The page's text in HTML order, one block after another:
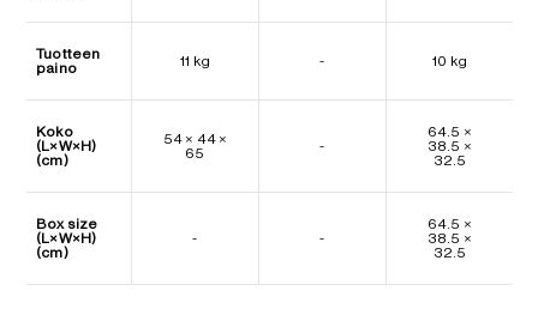
Tuotteen
paino
11 kg - 10 kg
Koko
(L×W×H)
(cm)
54 × 44 ×
65
-
64.5 ×
38.5 ×
32.5
Box size
(L×W×H)
(cm)
- -
64.5 ×
38.5 ×
32.5